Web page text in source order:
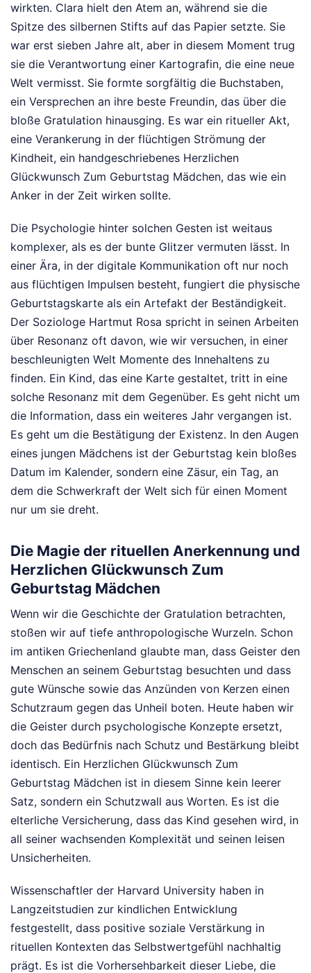
wirkten. Clara hielt den Atem an, während sie die
Spitze des silbernen Stifts auf das Papier setzte. Sie
war erst sieben Jahre alt, aber in diesem Moment trug
sie die Verantwortung einer Kartografin, die eine neue
Welt vermisst. Sie formte sorgfältig die Buchstaben,
ein Versprechen an ihre beste Freundin, das über die
bloße Gratulation hinausging. Es war ein ritueller Akt,
eine Verankerung in der flüchtigen Strömung der
Kindheit, ein handgeschriebenes Herzlichen
Glückwunsch Zum Geburtstag Mädchen, das wie ein
Anker in der Zeit wirken sollte.
Die Psychologie hinter solchen Gesten ist weitaus
komplexer, als es der bunte Glitzer vermuten lässt. In
einer Ära, in der digitale Kommunikation oft nur noch
aus flüchtigen Impulsen besteht, fungiert die physische
Geburtstagskarte als ein Artefakt der Beständigkeit.
Der Soziologe Hartmut Rosa spricht in seinen Arbeiten
über Resonanz oft davon, wie wir versuchen, in einer
beschleunigten Welt Momente des Innehaltens zu
finden. Ein Kind, das eine Karte gestaltet, tritt in eine
solche Resonanz mit dem Gegenüber. Es geht nicht um
die Information, dass ein weiteres Jahr vergangen ist.
Es geht um die Bestätigung der Existenz. In den Augen
eines jungen Mädchens ist der Geburtstag kein bloßes
Datum im Kalender, sondern eine Zäsur, ein Tag, an
dem die Schwerkraft der Welt sich für einen Moment
nur um sie dreht.
Die Magie der rituellen Anerkennung und
Herzlichen Glückwunsch Zum
Geburtstag Mädchen
Wenn wir die Geschichte der Gratulation betrachten,
stoßen wir auf tiefe anthropologische Wurzeln. Schon
im antiken Griechenland glaubte man, dass Geister den
Menschen an seinem Geburtstag besuchten und dass
gute Wünsche sowie das Anzünden von Kerzen einen
Schutzraum gegen das Unheil boten. Heute haben wir
die Geister durch psychologische Konzepte ersetzt,
doch das Bedürfnis nach Schutz und Bestärkung bleibt
identisch. Ein Herzlichen Glückwunsch Zum
Geburtstag Mädchen ist in diesem Sinne kein leerer
Satz, sondern ein Schutzwall aus Worten. Es ist die
elterliche Versicherung, dass das Kind gesehen wird, in
all seiner wachsenden Komplexität und seinen leisen
Unsicherheiten.
Wissenschaftler der Harvard University haben in
Langzeitstudien zur kindlichen Entwicklung
festgestellt, dass positive soziale Verstärkung in
rituellen Kontexten das Selbstwertgefühl nachhaltig
prägt. Es ist die Vorhersehbarkeit dieser Liebe, die